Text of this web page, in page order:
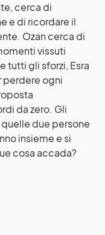
cerca di
e di ricordare il
Ozan cerca di
vissuti
tutti gli sforzi, Esra
perdere ogni
da zero. Gli
due persone
insieme e si
cosa accada?